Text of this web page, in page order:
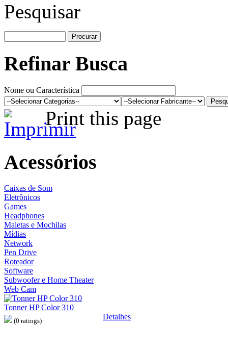
Pesquisar
Refinar Busca
Nome ou Característica
Print this page
Acessórios
Caixas de Som
Eletrônicos
Games
Headphones
Maletas e Mochilas
Mídias
Network
Pen Drive
Roteador
Software
Subwoofer e Home Theater
Web Cam
Tonner HP Color 310
(0 ratings) Detalhes